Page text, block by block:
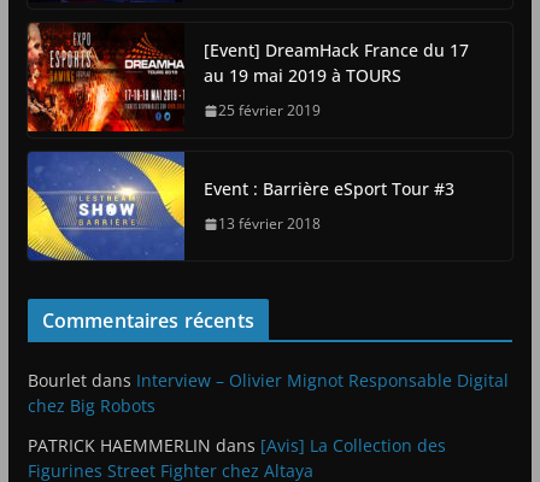
[Event] DreamHack France du 17
au 19 mai 2019 à TOURS
25 février 2019
Event : Barrière eSport Tour #3
13 février 2018
Commentaires récents
Bourletdans Interview – Olivier Mignot Responsable Digital
chez Big Robots
PATRICK HAEMMERLIN dans [Avis] La Collection des
Figurines Street Fighter chez Altaya